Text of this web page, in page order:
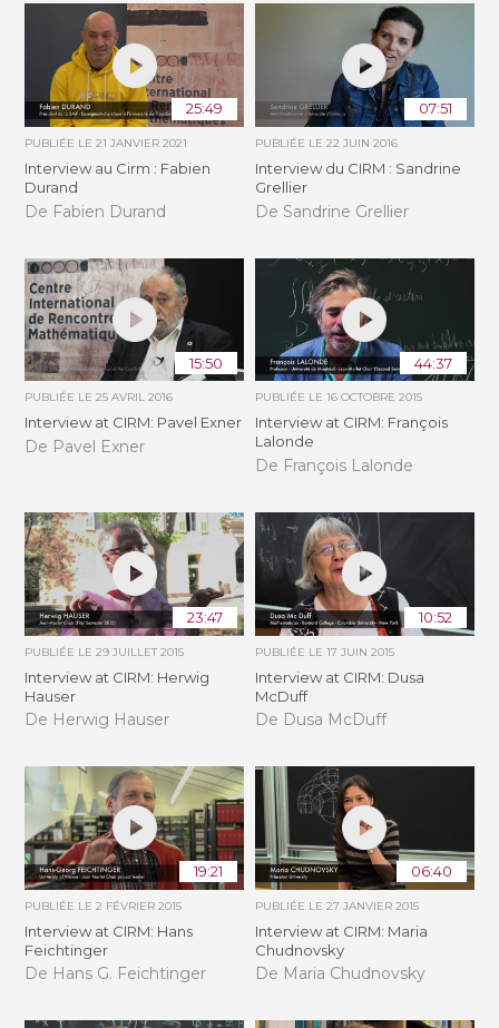
25:49
PUBLIÉE LE21 JANVIER 2021
Interview au Cirm : Fabien
Durand
De Fabien Durand
07:51
PUBLIÉE LE 22 JUIN 2016
Interview du CIRM : Sandrine
Grellier
De Sandrine Grellier
15:50
PUBLIÉE LE25 AVRIL 2016
Interview at CIRM: Pavel Exner
De Pavel Exner
44:37
PUBLIÉE LE 16 OCTOBRE 2015
Interview at CIRM: François
Lalonde
De François Lalonde
23:47
PUBLIÉE LE29 JUILLET 2015
Interview at CIRM: Herwig
Hauser
De Herwig Hauser
10:52
PUBLIÉE LE 17 JUIN 2015
Interview at CIRM: Dusa
McDuff
De Dusa McDuff
19:21
PUBLIÉE LE2 FÉVRIER 2015
Interview at CIRM: Hans
Feichtinger
De Hans G. Feichtinger
06:40
PUBLIÉE LE 27 JANVIER 2015
Interview at CIRM: Maria
Chudnovsky
De Maria Chudnovsky